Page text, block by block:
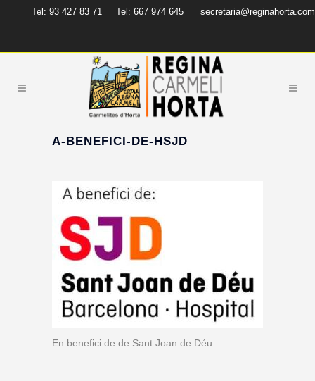
Tel: 93 427 83 71 Tel: 667 974 645 secretaria@reginahorta.com
A-BENEFICI-DE-HSJD
En benefici de de Sant Joan de Déu.